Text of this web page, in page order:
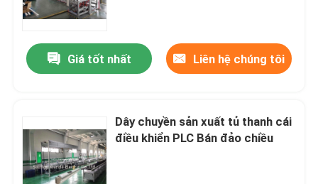
Giá tốt nhất Liên hệ chúng tôi
Dây chuyền sản xuất tủ thanh cái
điều khiển PLC Bán đảo chiều